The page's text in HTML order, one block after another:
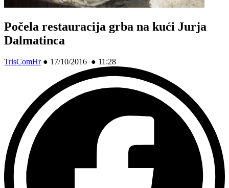
Počela restauracija grba na kući Jurja
Dalmatinca
TrisComHr● 17/10/2016 ● 11:28